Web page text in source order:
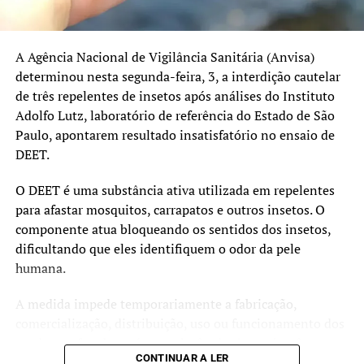
Pentavalente: 91%
Pneumocócica: 96%
Tríplice Viral: 95%
HPV e sarampo recebem atenção especial
Além da atualização das vacinas de rotina, a campanha
HPV e o sarampo.
O prazo da estratégia extraordinária de vacinação contra
o HPV foi ampliado até 31 de dezembro de 2026 para
adolescentes de 15 a 19 anos que ainda não receberam a
A Agência Nacional de Vigilância Sanitária (Anvisa)
determinou nesta segunda-feira, 3, a interdição cautelar
de três repelentes de insetos após análises do Instituto
Adolfo Lutz, laboratório de referência do Estado de São
Paulo, apontarem resultado insatisfatório no ensaio de
DEET.
O DEET é uma substância ativa utilizada em repelentes
para afastar mosquitos, carrapatos e outros insetos. O
componente atua bloqueando os sentidos dos insetos,
dificultando que eles identifiquem o odor da pele
humana.
A medida impede temporariamente a fabricação,
produtos afetados até a conclusão das investigações e a
CONTINUAR A LER